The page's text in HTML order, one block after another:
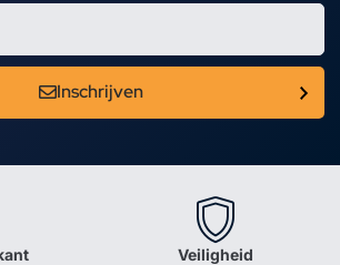
Inschrijven
Veiligheid